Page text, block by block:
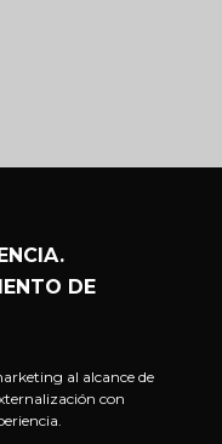
DE
al alcance de
con